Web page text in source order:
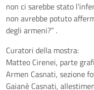
non ci sarebbe stato
non avrebbe potuto
degli armeni?” .
Curatori della mostra:
Matteo Cirenei, parte
Armen Casnati, sezione
Gaianè Casnati,